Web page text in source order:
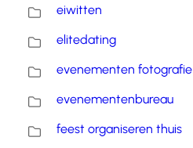
eiwitten
elitedating
evenementen fotografie
evenementenbureau
feest organiseren thuis